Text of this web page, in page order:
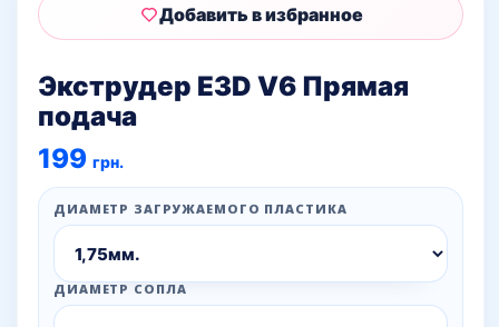
Экструдер E3D V6 Прямая
подача
199 грн.
ДИАМЕТР ЗАГРУЖАЕМОГО ПЛАСТИКА
ДИАМЕТР СОПЛА
Добавить в избранное